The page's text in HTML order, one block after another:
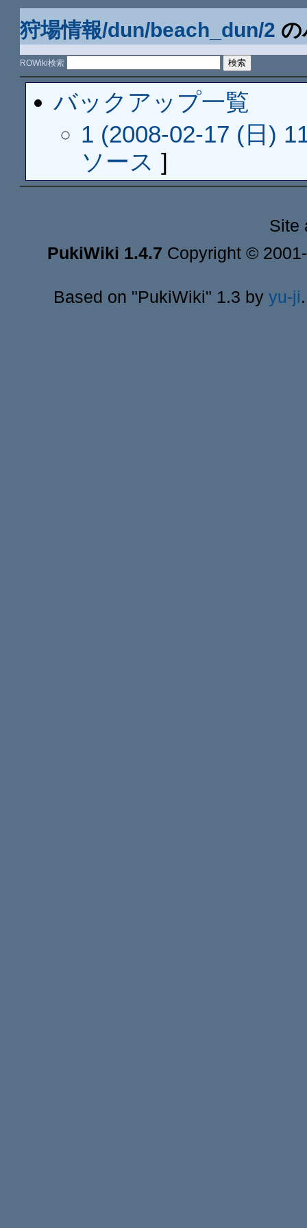
狩場情報/dun/beach_dun/2
ROWiki検索
バックアップ一覧
1 (2008-02-17 (日)
ソース ]
Site
PukiWiki 1.4.7 Copyright ©
Based on "PukiWiki" 1.3 by yu-ji